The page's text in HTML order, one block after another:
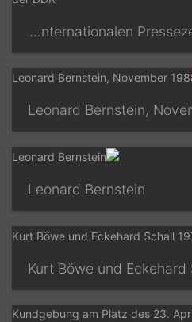
1987 Georges Moustaki vor'm Internationalen Pressezentrum der DDR
Leonard Bernstein,
Leonard Bernstein
Kurt Böwe und